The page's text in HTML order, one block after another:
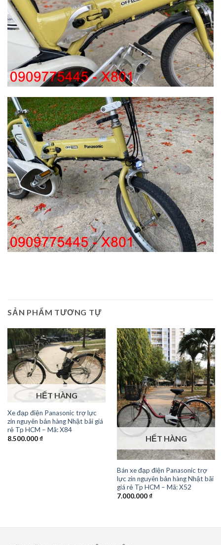
SẢN PHẨM TƯƠNG TỰ
HẾT HÀNG
Xe đạp điện Panasonic trợ lực
zin nguyên bản hàng Nhật bãi giá
rẻ Tp HCM – Mã: X84
8.500.000₫ HẾT HÀNG
Bán xe đạp điện Panasonic trợ
lực zin nguyên bản hàng Nhật bãi
giá rẻ Tp HCM – Mã: X52
7.000.000₫